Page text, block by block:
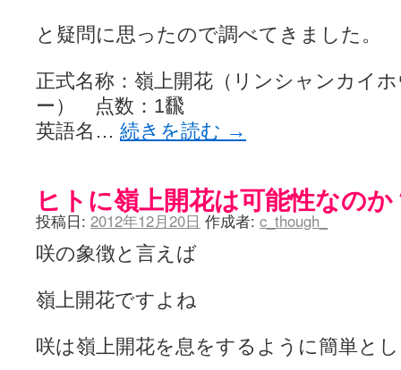
と疑問に思ったので調べてきました。
正式名称：嶺上開花（リンシャンカイ
ー） 点数：1飜
英語名… 続きを読む →
ヒトに嶺上開花は可能性なのか
投稿日: 2012年12月20日 作成者: c_though_
咲の象徴と言えば
嶺上開花ですよね
咲は嶺上開花を息をするように簡単と